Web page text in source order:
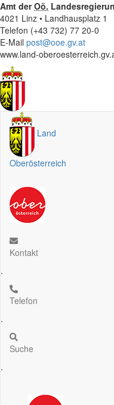
Amt derOö.
4021 Linz • Landhausplatz 1
Telefon (+43 732) 77 20-0
E-Mail post@ooe.gv.at
www.land-
Land
Oberösterreich
Kontakt
.
Telefon
.
Suche
.